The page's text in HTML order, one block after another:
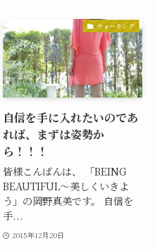
ウォーキング
自信を手に入れたいのであ
れば、まずは姿勢か
ら！！！
皆様こんばんは、 「BEING
BEAUTIFUL〜美しくいきよ
う」の岡野真美です。 自信を
手...
2015年12月20日